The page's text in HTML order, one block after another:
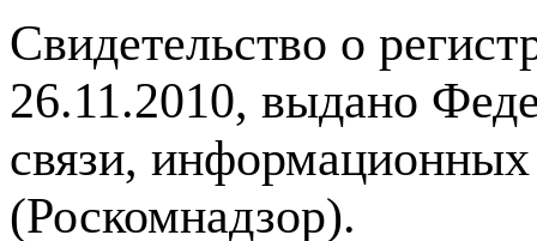
Свидетельство о
26.11.2010, выдано
связи,
(Роскомнадзор).